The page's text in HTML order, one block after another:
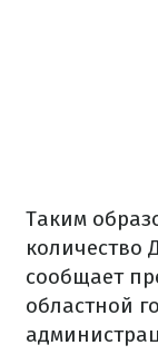
Таким
количество
сообщает
областной